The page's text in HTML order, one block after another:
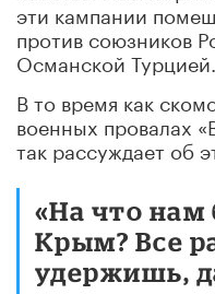
эти кампании
против союзников
Османской Турцией.
В то время как
военных провалах
так рассуждает об
«На что нам
Крым? Все
удержишь,